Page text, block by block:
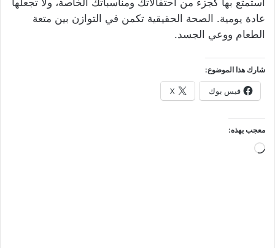
استمتع بها كجزء من احتفالاتك ومناسباتك الخاصة، ولا تجعلها
عادة يومية. الصحة الحقيقية تكمن في التوازن بين متعة
الطعام ووعي الجسد.
شارك هذا الموضوع:
فيس بوك X
معجب بهذه:
جاري